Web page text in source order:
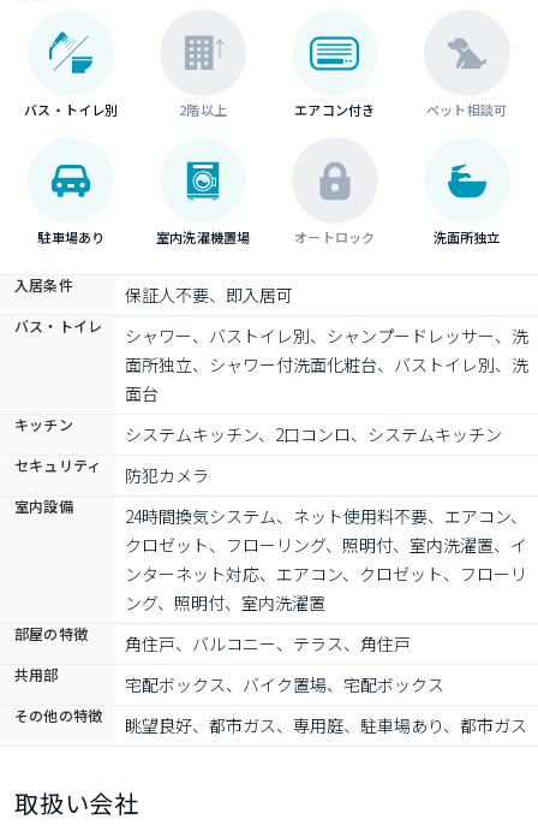
バス・トイレ別 2階以上 エアコン付き ペット相談可
駐車場あり 室内洗濯機置場 オートロック 洗面所独立
入居条件 保証人不要、即入居可
バス・トイレ
シャワー、バストイレ別、シャンプードレッサー、洗
面所独立、シャワー付洗面化粧台、バストイレ別、洗
面台
キッチン システムキッチン、2口コンロ、システムキッチン
セキュリティ 防犯カメラ
室内設備
24時間換気システム、ネット使用料不要、エアコン、
クロゼット、フローリング、照明付、室内洗濯置、イ
ンターネット対応、エアコン、クロゼット、フローリ
ング、照明付、室内洗濯置
部屋の特徴 角住戸、バルコニー、テラス、角住戸
共用部 宅配ボックス、バイク置場、宅配ボックス
その他の特徴 眺望良好、都市ガス、専用庭、駐車場あり、都市ガス
取扱い会社